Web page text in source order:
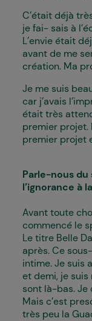
C’était déjà
je fai- sais à
L’envie était
avant de me
création. Ma
Je me suis
car j’avais
était très
premier projet.
premier projet
Parle-nous
l’ignorance à
Avant toute
commencé le
Le titre Belle
après. Ce
intime. Je suis
et demi, je suis
sont là-bas. Je
Mais c’est
très peu la